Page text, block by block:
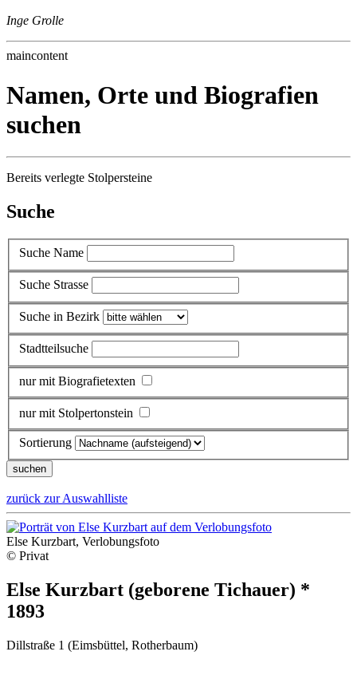
Inge Grolle
maincontent
Namen, Orte und Biografien
suchen
Bereits verlegte Stolpersteine
Suche
Suche Name
Suche Strasse
Suche in Bezirk
Stadtteilsuche
nur mit Biografietexten
nur mit Stolpertonstein
Sortierung
zurück zur Auswahlliste
Else Kurzbart, Verlobungsfoto
© Privat
Else Kurzbart (geborene Tichauer) *
1893
Dillstraße 1 (Eimsbüttel, Rotherbaum)